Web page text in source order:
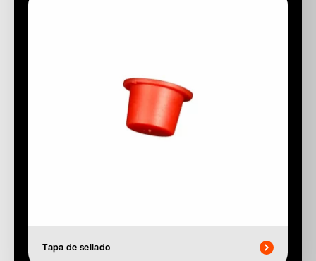
Tapa de sellado